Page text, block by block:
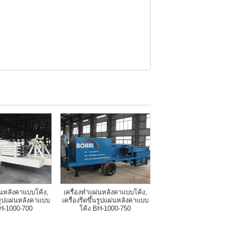
หลังคาแบบโค้ง,
ปแผ่นหลังคาแบบ
1000-700
เครื่องทำแผ่นหลังคาแบบโค้ง,
เครื่องรีดขึ้นรูปแผ่นหลังคาแบบ
โค้ง BH-1000-750